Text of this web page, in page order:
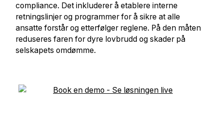
compliance. Det inkluderer å etablere interne
retningslinjer og programmer for å sikre at alle
ansatte forstår og etterfølger reglene. På den måten
reduseres faren for dyre lovbrudd og skader på
selskapets omdømme.